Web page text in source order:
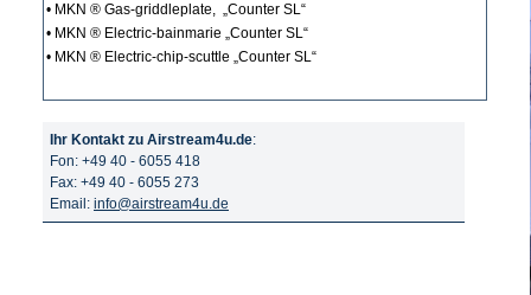
• MKN ® Gas-griddleplate, „Counter SL“
• MKN ® Electric-bainmarie „Counter SL“
• MKN ® Electric-chip-scuttle „Counter SL“
Ihr Kontakt zu Airstream4u.de:
Fon: +49 40 - 6055 418
Fax: +49 40 - 6055 273
Email: info@airstream4u.de